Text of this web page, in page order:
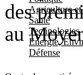
Agriculture
Santé
Technologies
Energie,
Défense
des
au